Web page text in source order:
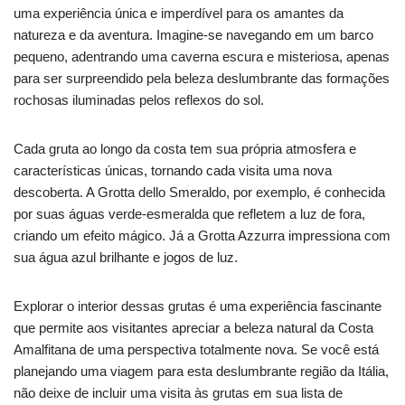
uma experiência única e imperdível para os amantes da
natureza e da aventura. Imagine-se navegando em um barco
pequeno, adentrando uma caverna escura e misteriosa, apenas
para ser surpreendido pela beleza deslumbrante das formações
rochosas iluminadas pelos reflexos do sol.
Cada gruta ao longo da costa tem sua própria atmosfera e
características únicas, tornando cada visita uma nova
descoberta. A Grotta dello Smeraldo, por exemplo, é conhecida
por suas águas verde-esmeralda que refletem a luz de fora,
criando um efeito mágico. Já a Grotta Azzurra impressiona com
sua água azul brilhante e jogos de luz.
Explorar o interior dessas grutas é uma experiência fascinante
que permite aos visitantes apreciar a beleza natural da Costa
Amalfitana de uma perspectiva totalmente nova. Se você está
planejando uma viagem para esta deslumbrante região da Itália,
não deixe de incluir uma visita às grutas em sua lista de